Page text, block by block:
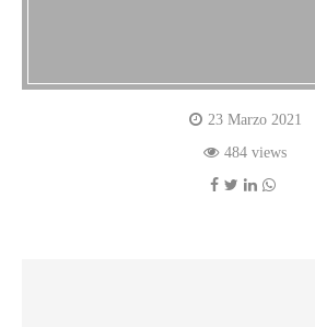
23 Marzo 2021
484 views